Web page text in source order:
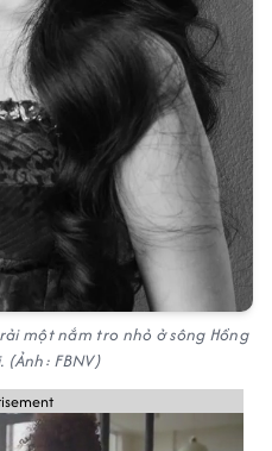
một nắm tro nhỏ ở sông Hồng
(Ảnh: FBNV)